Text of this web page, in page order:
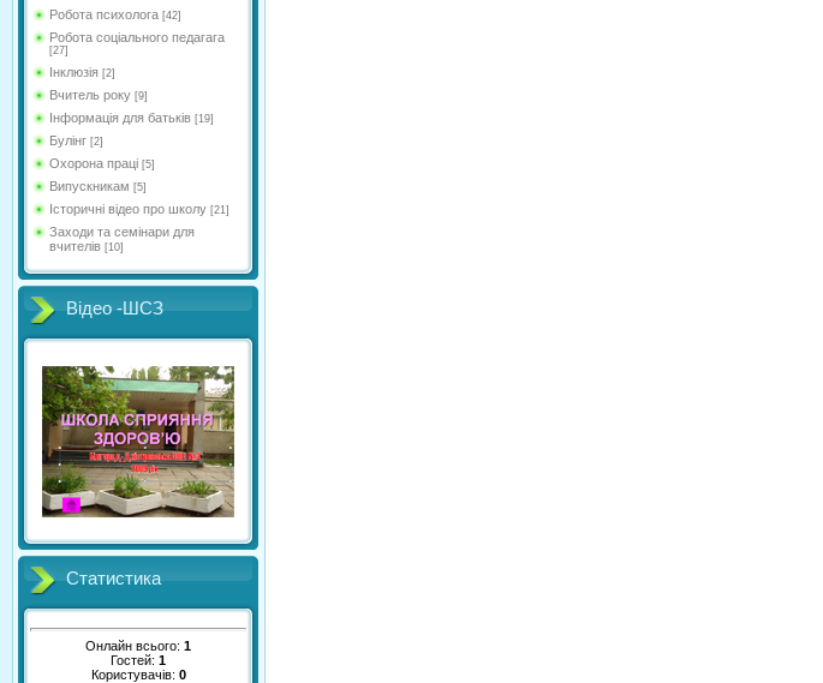
Робота психолога [42]
Робота соціального педагага
[27]
Інклюзія [2]
Вчитель року [9]
Інформація для батьків [19]
Булінг [2]
Охорона праці [5]
Випускникам [5]
Історичні відео про школу [21]
Заходи та семінари для
вчителів [10]
Відео -ШСЗ
Статистика
Онлайн всього: 1
Гостей: 1
Користувачів: 0